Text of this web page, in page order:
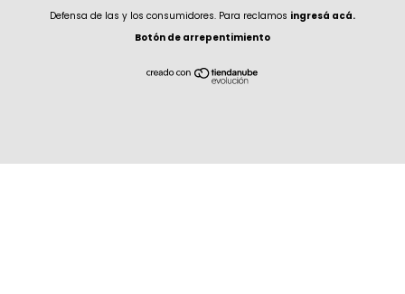
Defensa de las y los consumidores. Para reclamos ingresá acá.
Botón de arrepentimiento